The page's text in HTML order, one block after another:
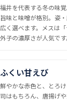
福井を代表する冬の味
旨味と味噌が格別。姿
広く選べます。メスは
外子の濃厚さが人気です
ふくい甘えび
鮮やかな赤色と、とろ
司はもちろん、唐揚げ